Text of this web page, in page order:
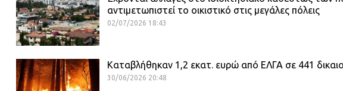
αντιμετωπιστεί το οικιστικό στις μεγάλες πόλεις
02/07/2026 18:43
Καταβλήθηκαν 1,2 εκατ. ευρώ από ΕΛΓΑ σε 441
30/06/2026 20:48